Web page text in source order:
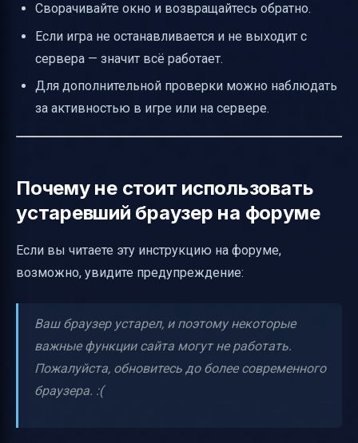
Сворачивайте окно и возвращайтесь обратно.
Если игра не останавливается и не выходит с
сервера — значит всё работает.
Для дополнительной проверки можно наблюдать
за активностью в игре или на сервере.
Почему не стоит использовать
устаревший браузер на форуме
Если вы читаете эту инструкцию на форуме,
возможно, увидите предупреждение:
Ваш браузер устарел, и поэтому некоторые
важные функции сайта могут не работать.
Пожалуйста, обновитесь до более современного
браузера. :(